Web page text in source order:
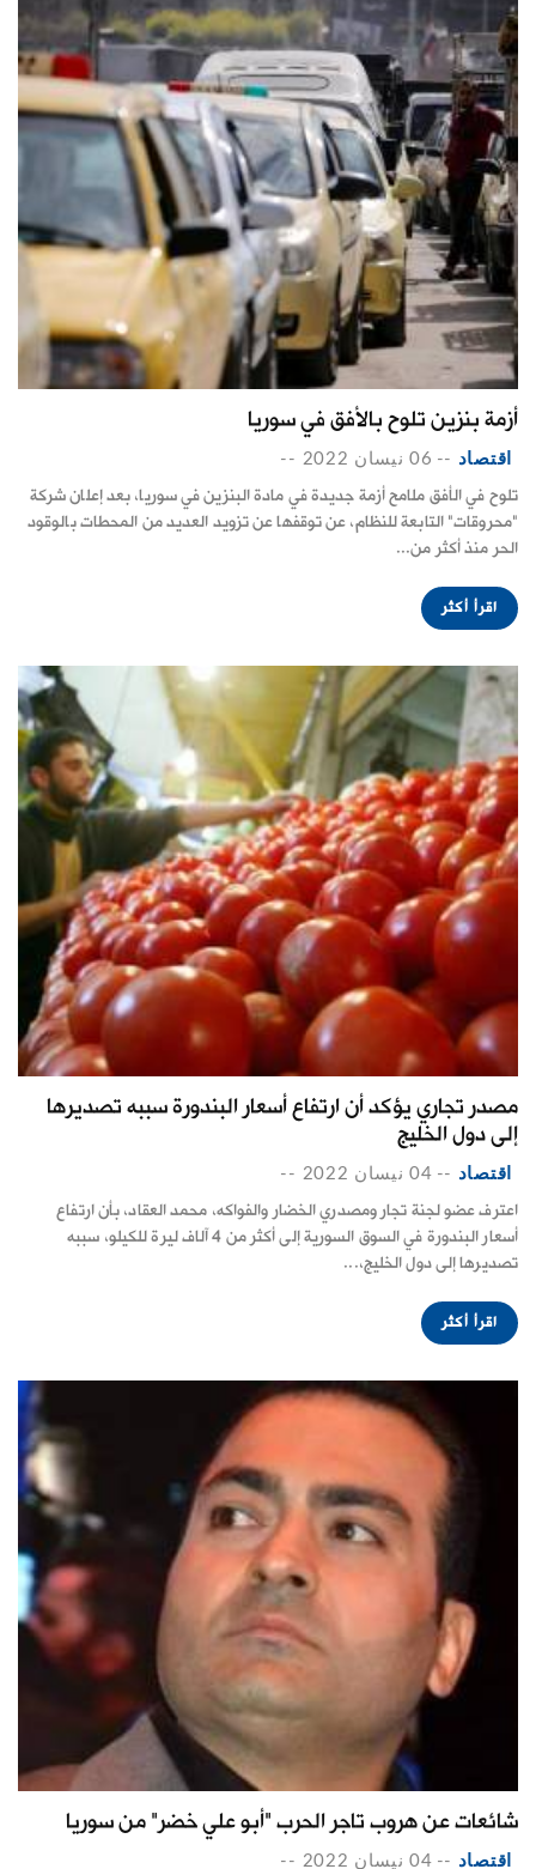
أزمة بنزين تلوح بالأفق في سوريا
اقتصاد -- 06 نيسان 2022 --
تلوح في الأفق ملامح أزمة جديدة في مادة البنزين في سوريا، بعد إعلان شركة
"محروقات" التابعة للنظام، عن توقفها عن تزويد العديد من المحطات بالوقود
الحر منذ أكثر من...
اقرأ أكثر
مصدر تجاري يؤكد أن ارتفاع أسعار البندورة سببه تصديرها
إلى دول الخليج
اقتصاد -- 04 نيسان 2022 --
اعترف عضو لجنة تجار ومصدري الخضار والفواكه، محمد العقاد، بأن ارتفاع
أسعار البندورة في السوق السورية إلى أكثر من 4 آلاف ليرة للكيلو، سببه
تصديرها إلى دول الخليج،...
اقرأ أكثر
شائعات عن هروب تاجر الحرب "أبو علي خضر" من سوريا
اقتصاد -- 04 نيسان 2022 --